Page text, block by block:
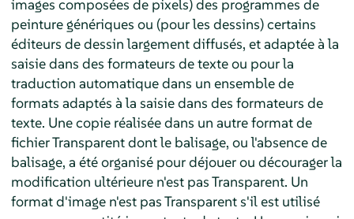
images composées de pixels) des programmes de
peinture génériques ou (pour les dessins) certains
éditeurs de dessin largement diffusés, et adaptée à la
saisie dans des formateurs de texte ou pour la
traduction automatique dans un ensemble de
formats adaptés à la saisie dans des formateurs de
texte. Une copie réalisée dans un autre format de
fichier Transparent dont le balisage, ou l'absence de
balisage, a été organisé pour déjouer ou décourager la
modification ultérieure n'est pas Transparent. Un
format d'image n'est pas Transparent s'il est utilisé